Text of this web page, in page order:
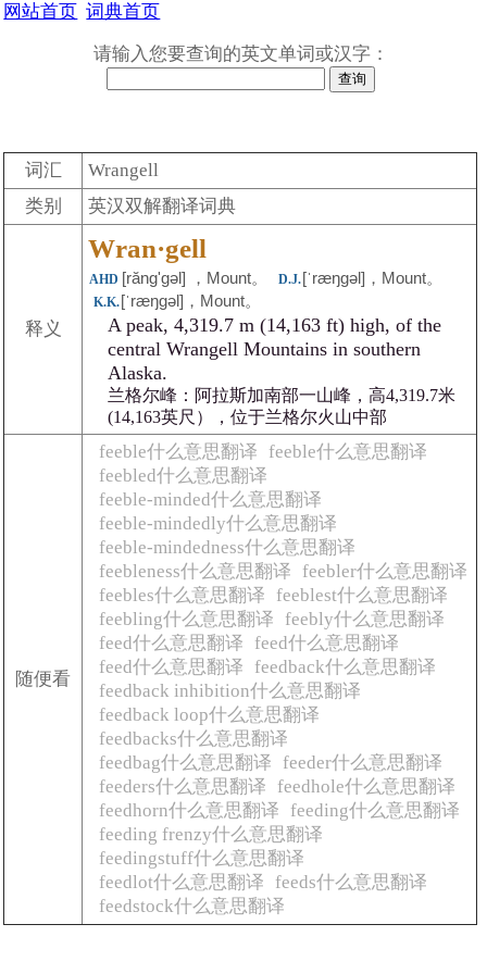
网站首页 词典首页
请输入您要查询的英文单词或汉字：
词汇
Wrangell
类别
英汉双解翻译词典
释义
Wran·gell
AHD [răngʹgəl] ，Mount。 D.J.[ˈræŋgəl]，Mount。
K.K.[ˈræŋgəl]，Mount。
A peak, 4,319.7 m (14,163 ft) high, of the
central Wrangell Mountains in southern
Alaska.
兰格尔峰：阿拉斯加南部一山峰，高4,319.7米
(14,163英尺），位于兰格尔火山中部
随便看
feeble什么意思翻译
feeble什么意思翻译
feebled什么意思翻译
feeble-minded什么意思翻译
feeble-mindedly什么意思翻译
feeble-mindedness什么意思翻译
feebleness什么意思翻译
feebler什么意思翻译
feebles什么意思翻译
feeblest什么意思翻译
feebling什么意思翻译
feebly什么意思翻译
feed什么意思翻译
feed什么意思翻译
feed什么意思翻译
feedback什么意思翻译
feedback inhibition什么意思翻译
feedback loop什么意思翻译
feedbacks什么意思翻译
feedbag什么意思翻译
feeder什么意思翻译
feeders什么意思翻译
feedhole什么意思翻译
feedhorn什么意思翻译
feeding什么意思翻译
feeding frenzy什么意思翻译
feedingstuff什么意思翻译
feedlot什么意思翻译
feeds什么意思翻译
feedstock什么意思翻译